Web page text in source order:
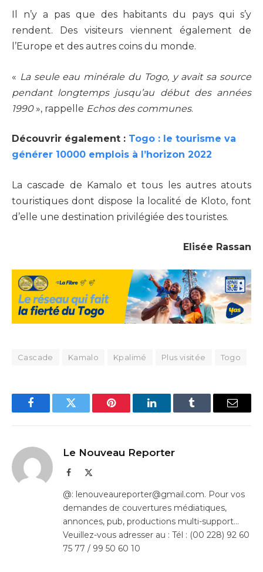
Il n’y a pas que des habitants du pays qui s’y
rendent. Des visiteurs viennent également de
l’Europe et des autres coins du monde.
« La seule eau minérale du Togo, y avait sa source
pendant longtemps jusqu’au début des années
1990», rappelle Echos des communes.
Découvrir également : Togo : le tourisme va
générer 10000 emplois à l’horizon 2022
La cascade de Kamalo et tous les autres atouts
touristiques dont dispose la localité de Kloto, font
d’elle une destination privilégiée des touristes.
Elisée Rassan
Cascade Kamalo Kpalimé Plus visitée Togo
FacebookTwitter Pinterest LinkedInTumblr Email
Le Nouveau Reporter
Facebook
@: lenouveaureporter@gmail.com. Pour vos
demandes de couvertures médiatiques,
annonces, pub, productions multi-support…
Veuillez-vous adresser au : Tél : (00 228) 92 60
75 77 / 99 50 60 10